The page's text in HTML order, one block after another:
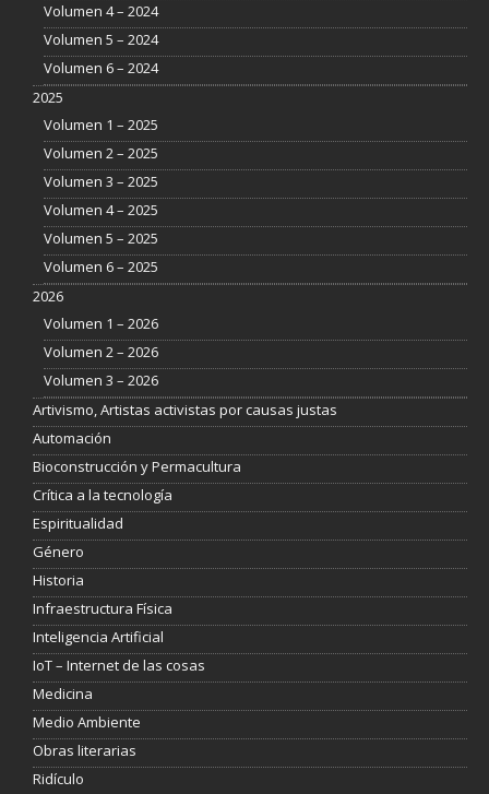
Volumen 4 – 2024
Volumen 5 – 2024
Volumen 6 – 2024
2025
Volumen 1 – 2025
Volumen 2 – 2025
Volumen 3 – 2025
Volumen 4 – 2025
Volumen 5 – 2025
Volumen 6 – 2025
2026
Volumen 1 – 2026
Volumen 2 – 2026
Volumen 3 – 2026
Artivismo, Artistas activistas por causas justas
Automación
Bioconstrucción y Permacultura
Crítica a la tecnología
Espiritualidad
Género
Historia
Infraestructura Física
Inteligencia Artificial
IoT – Internet de las cosas
Medicina
Medio Ambiente
Obras literarias
Ridículo